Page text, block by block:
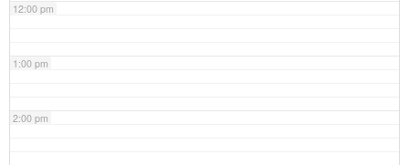
12:00 pm
1:00 pm
2:00 pm